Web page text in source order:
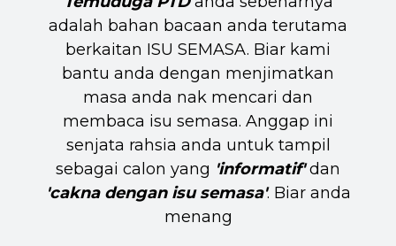
adalah bahan bacaan anda terutama
berkaitan ISU SEMASA. Biar kami
bantu anda dengan menjimatkan
masa anda nak mencari dan
membaca isu semasa. Anggap ini
senjata rahsia anda untuk tampil
sebagai calon yang 'informatif'dan
'cakna dengan isu semasa'. Biar anda
menang